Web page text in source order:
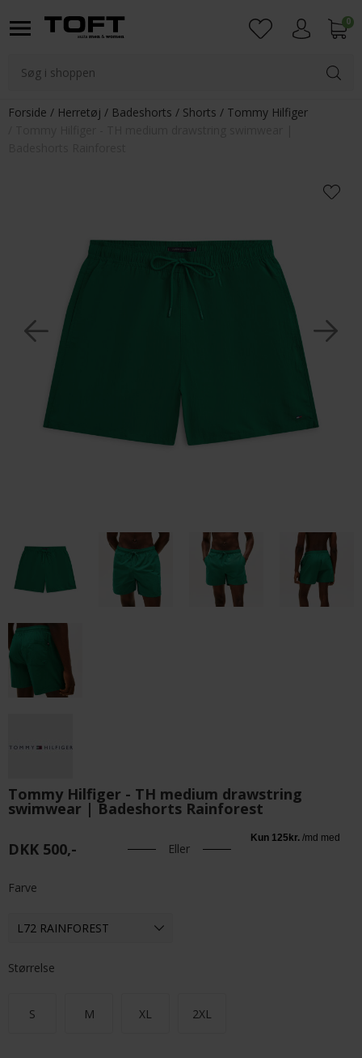
0
Forside Herretøj Badeshorts Shorts
Tommy Hilfiger
Tommy Hilfiger - TH medium drawstring
swimwear | Badeshorts Rainforest
DKK 500,- Eller
Farve
Størrelse
S M XL 2XL